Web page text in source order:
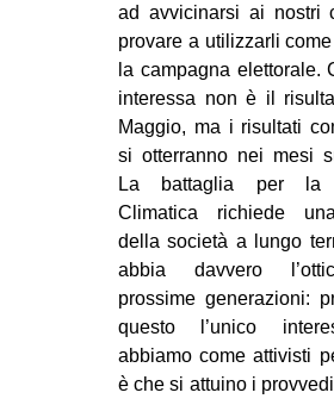
ad avvicinarsi ai nostri
provare a utilizzarli
la campagna elettorale.
interessa non è il
Maggio, ma i risultati
si otterranno nei mesi
La battaglia per la
Climatica richiede
della società a lungo
abbia davvero
prossime generazioni:
questo l’unico
abbiamo come attivisti
è che si attuino i